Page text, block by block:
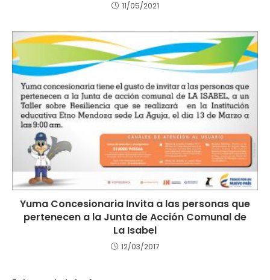
11/05/2021
Yuma Concesionaria Invita a las personas que
pertenecen a la Junta de Acción Comunal de
La Isabel
12/03/2017